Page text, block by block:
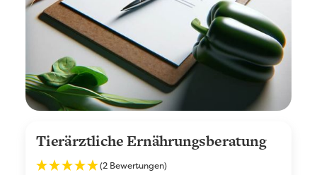
Tierärztliche Ernährungsberatung
(2 Bewertungen)